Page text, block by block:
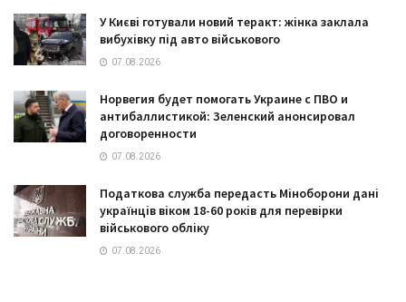
У Києві готували новий теракт: жінка заклала
вибухівку під авто військового
07.08.2026
Норвегия будет помогать Украине с ПВО и
антибаллистикой: Зеленский анонсировал
договоренности
07.08.2026
Податкова служба передасть Міноборони дані
українців віком 18-60 років для перевірки
військового обліку
07.08.2026